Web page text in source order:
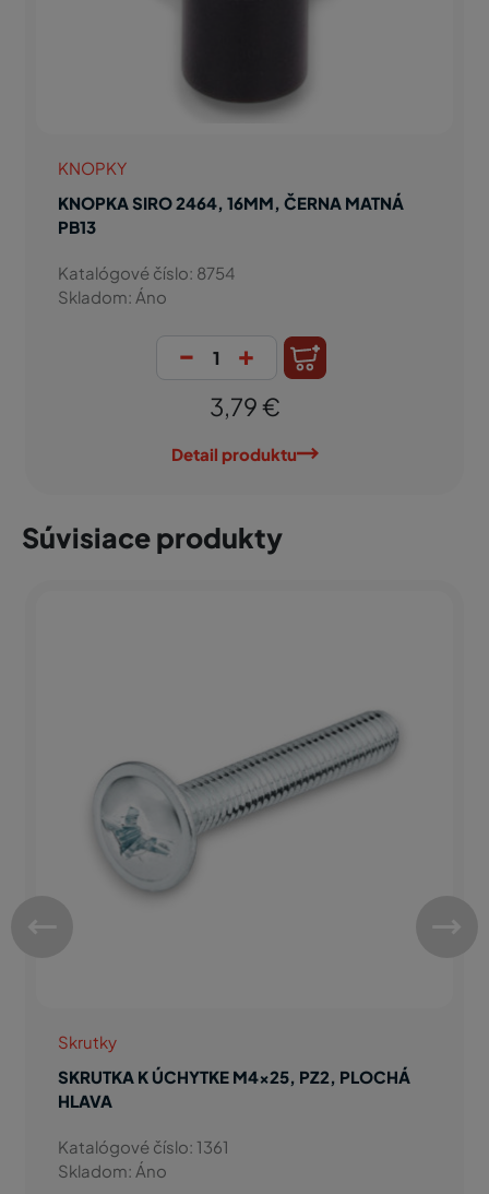
KNOPKY
KNOPKA SIRO 2464, 16MM, ČERNA MATNÁ
PB13
Katalógové číslo: 8754
Skladom: Áno
- +
3,79 €
Detail produktu
Súvisiace produkty
Skrutky
SKRUTKA K ÚCHYTKE M4x25, PZ2, PLOCHÁ
HLAVA
Katalógové číslo: 1361
Skladom: Áno